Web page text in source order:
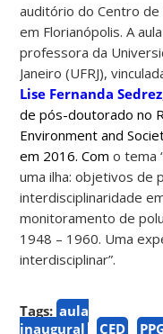
auditório do Centro de
em Florianópolis. A
professora da
Janeiro (UFRJ),
Lise Fernanda Sedrez
de pós-doutorado no
Environment and
em 2016. Com o tema
uma ilha: objetivos de
interdisciplinaridade
monitoramento de
1948 – 1960. Uma
interdisciplinar”.
Tags: aula
inaugural
CED